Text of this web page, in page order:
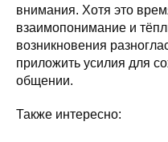
внимания. Хотя это
взаимопонимание и
возникновения
приложить усилия для
общении.
Также интересно: